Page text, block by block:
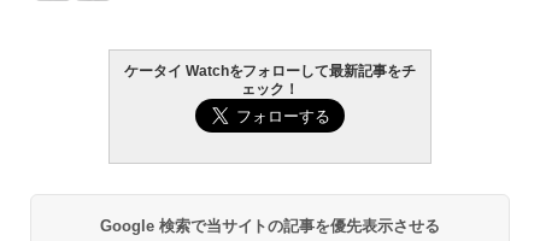
ケータイ Watchをフォローして最新記事をチ
ェック！
Google 検索で当サイトの記事を優先表示させる